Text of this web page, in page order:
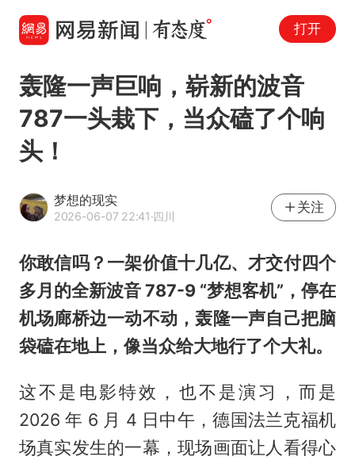
打开
轰隆一声巨响，崭新的波音
787一头栽下，当众磕了个响
头！
梦想的现实
2026-06-07 22:41·四川
关注
你敢信吗？一架价值十几亿、才交付四个
多月的全新波音 787-9 “梦想客机”，停在
机场廊桥边一动不动，轰隆一声自己把脑
袋磕在地上，像当众给大地行了个大礼。
这不是电影特效，也不是演习，而是
2026 年 6 月 4 日中午，德国法兰克福机
场真实发生的一幕，现场画面让人看得心